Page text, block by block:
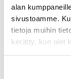
alan
sivustoamme.
tietoja muihin
kerätty, kun olet
Fyysisten
Pelitaidot